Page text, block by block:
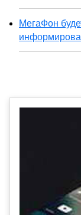
МегаФон